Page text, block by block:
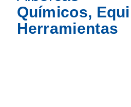
Químicos,
Herramientas